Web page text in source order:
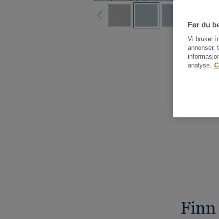
Finn
Før du
Vi bruker
annonser,
analyse.